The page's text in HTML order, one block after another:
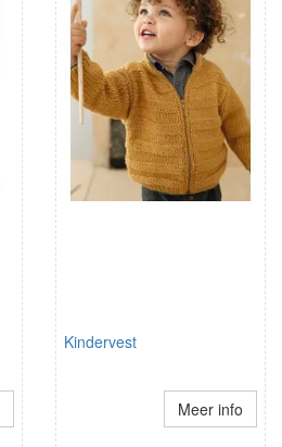
Kindervest
Meer info